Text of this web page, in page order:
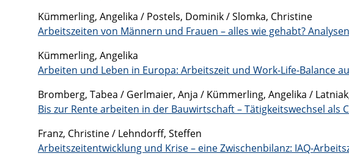
Kümmerling, Angelika / Postels, Dominik / Slomka, Christine
Arbeitszeiten von Männern und Frauen – alles wie gehabt?
Kümmerling, Angelika
Arbeiten und Leben in Europa: Arbeitszeit und Work-Life-Balance
Bromberg, Tabea / Gerlmaier, Anja / Kümmerling, Angelika /
Bis zur Rente arbeiten in der Bauwirtschaft – Tätigkeitswechsel als
Franz, Christine / Lehndorff, Steffen
Arbeitszeitentwicklung und Krise – eine Zwischenbilanz: IAQ-